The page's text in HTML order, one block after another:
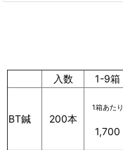
入数 1-9箱
BT鍼 200本
1箱あたり
1,700